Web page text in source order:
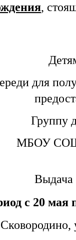
,
для
Группу
МБОУ СОШ
Выдача
с 20 мая